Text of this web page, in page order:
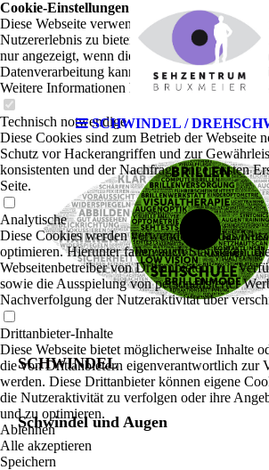
SCHWINDEL /
SCHWINDEL
Schwindel und Augen
Cookie-Einstellungen
Diese Webseite verwendet Cookies, um
Nutzererlebnis zu bieten. Bestimmte Inhalte
nur angezeigt, wenn die entsprechende Option
Datenverarbeitung kann dann auch in einem
Weitere Informationen hierzu in der
Technisch notwendige
Diese Cookies sind zum Betrieb der Webseite
Schutz vor Hackerangriffen und zur
konsistenten und der Nachfrage angepassten
Seite.
Analytische
Diese Cookies werden verwendet, um das
optimieren. Hierunter fallen auch Statistiken,
Webseitenbetreiber von Drittanbietern zur
sowie die Ausspielung von personalisierter
Nachverfolgung der Nutzeraktivität über
Drittanbieter-Inhalte
Diese Webseite bietet möglicherweise Inhalte
die von Drittanbietern eigenverantwortlich zur
werden. Diese Drittanbieter können eigene
die Nutzeraktivität zu verfolgen oder ihre
und zu optimieren.
Ablehnen
Alle akzeptieren
Speichern